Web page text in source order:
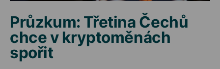
Průzkum: Třetina Čechů
chce v kryptoměnách
spořit